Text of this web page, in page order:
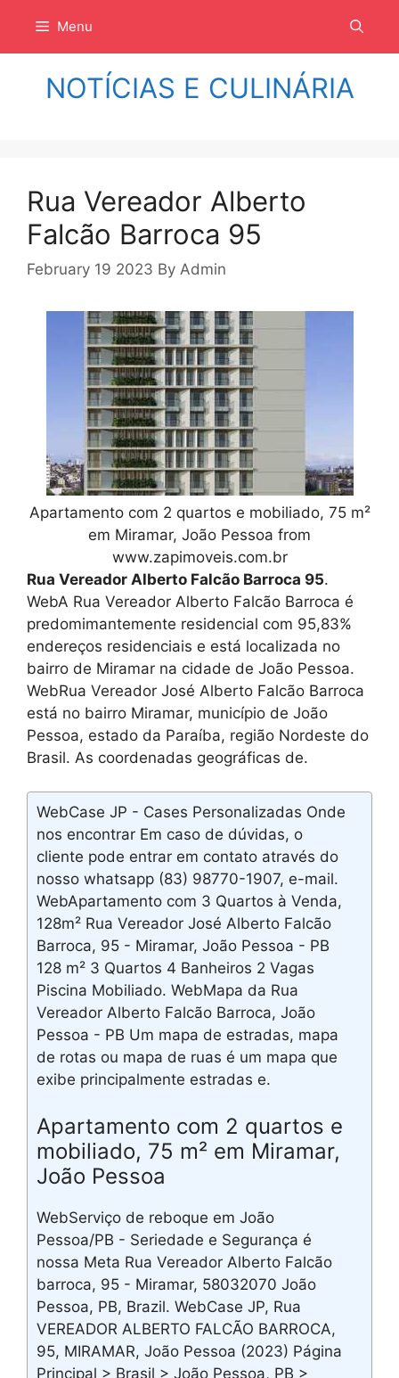
isi
Menu
NOTÍCIAS E CULINÁRIA
Rua Vereador Alberto
Falcão Barroca 95
February 19 2023 By Admin
Apartamento com 2 quartos e mobiliado, 75 m²
em Miramar, João Pessoa from
www.zapimoveis.com.br
Rua Vereador Alberto Falcão Barroca 95.
WebA Rua Vereador Alberto Falcão Barroca é
predomimantemente residencial com 95,83%
endereços residenciais e está localizada no
bairro de Miramar na cidade de João Pessoa.
WebRua Vereador José Alberto Falcão Barroca
está no bairro Miramar, município de João
Pessoa, estado da Paraíba, região Nordeste do
Brasil. As coordenadas geográficas de.
WebCase JP - Cases Personalizadas Onde
nos encontrar Em caso de dúvidas, o
cliente pode entrar em contato através do
nosso whatsapp (83) 98770-1907, e-mail.
WebApartamento com 3 Quartos à Venda,
128m² Rua Vereador José Alberto Falcão
Barroca, 95 - Miramar, João Pessoa - PB
128 m² 3 Quartos 4 Banheiros 2 Vagas
Piscina Mobiliado. WebMapa da Rua
Vereador Alberto Falcão Barroca, João
Pessoa - PB Um mapa de estradas, mapa
de rotas ou mapa de ruas é um mapa que
exibe principalmente estradas e.
Apartamento com 2 quartos e
mobiliado, 75 m² em Miramar,
João Pessoa
WebServiço de reboque em João
Pessoa/PB - Seriedade e Segurança é
nossa Meta Rua Vereador Alberto Falcão
barroca, 95 - Miramar, 58032070 João
Pessoa, PB, Brazil. WebCase JP, Rua
VEREADOR ALBERTO FALCÃO BARROCA,
95, MIRAMAR, João Pessoa (2023) Página
Principal > Brasil > João Pessoa, PB >